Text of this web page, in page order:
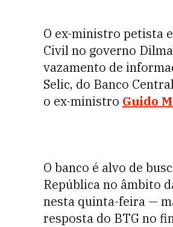
O ex-ministro petista
Civil no governo
vazamento de
Selic, do Banco
o ex-ministro Guido
O banco é alvo de
República no âmbito
nesta quinta-feira —
resposta do BTG no